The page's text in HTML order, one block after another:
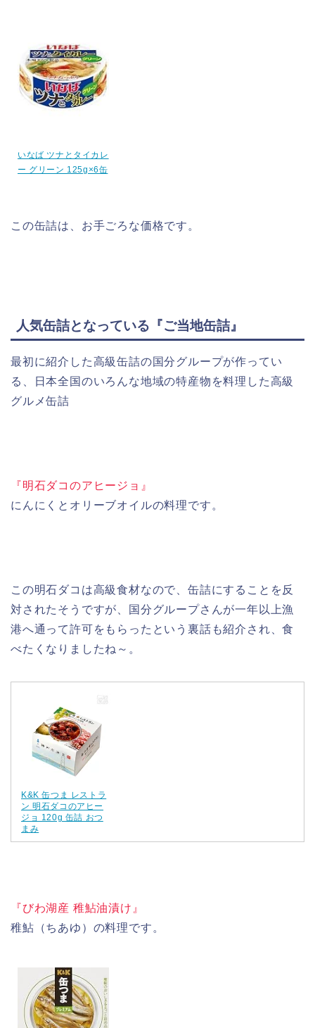
いなば ツナとタイカレ
ー グリーン 125g×6缶
この缶詰は、お手ごろな価格です。
人気缶詰となっている『ご当地缶詰』
最初に紹介した高級缶詰の国分グループが作ってい
る、日本全国のいろんな地域の特産物を料理した高級
グルメ缶詰
『明石ダコのアヒージョ』
にんにくとオリーブオイルの料理です。
この明石ダコは高級食材なので、缶詰にすることを反
対されたそうですが、国分グループさんが一年以上漁
港へ通って許可をもらったという裏話も紹介され、食
べたくなりましたね～。
K&K 缶つま レストラ
ン 明石ダコのアヒー
ジョ 120g 缶詰 おつ
まみ
『びわ湖産 稚鮎油漬け』
稚鮎（ちあゆ）の料理です。